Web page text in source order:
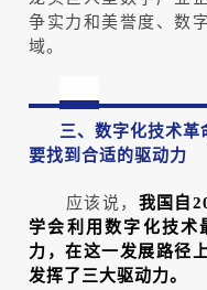
争实力和美誉度、数
域。
三、数字化技术革
要找到合适的驱动力
应该说，
我国自
学会利用数字化技术
力，在这一发展路径
发挥了三大驱动力。